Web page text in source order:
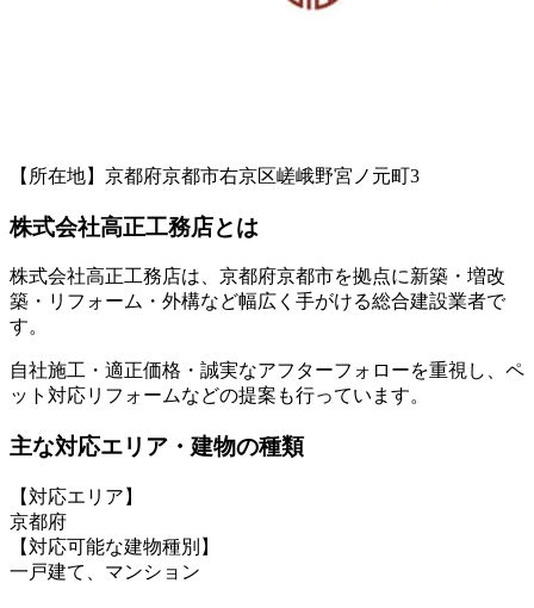
【所在地】京都府京都市右京区嵯峨野宮ノ元町3
株式会社高正工務店とは
株式会社高正工務店は、京都府京都市を拠点に新築・増改
築・リフォーム・外構など幅広く手がける総合建設業者で
す。
自社施工・適正価格・誠実なアフターフォローを重視し、ペ
ット対応リフォームなどの提案も行っています。
主な対応エリア・建物の種類
【対応エリア】
京都府
【対応可能な建物種別】
一戸建て、マンション